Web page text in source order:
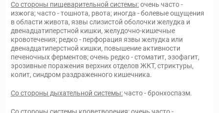
Со стороны пищеварительной системы:очень часто -
изжога; часто - тошнота, рвота; иногда - болевые ощущения
в области живота, язвы слизистой оболочки желудка и
двенадцатиперстной кишки, желудочно-кишечные
кровотечения; редко - перфорация язвы желудка или
двенадцатиперстной кишки, повышение активности
печеночных ферментов; очень редко - стоматит, эзофагит,
эрозивные поражения верхних отделов ЖКТ, стриктуры,
колит, синдром раздраженного кишечника.
Со стороны дыхательной системы:часто - бронхоспазм.